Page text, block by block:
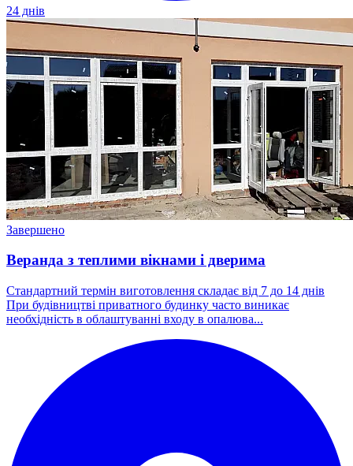
24 днів
Завершено
Веранда з теплими вікнами і дверима
Стандартний термін виготовлення складає від 7 до 14 днів
При будівництві приватного будинку часто виникає
необхідність в облаштуванні входу в опалюва...